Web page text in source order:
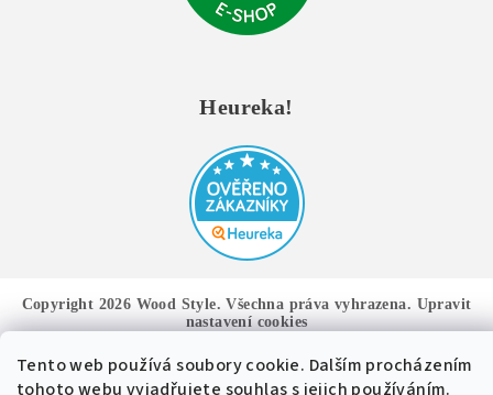
Tento web používá soubory cookie. Dalším procházením
tohoto webu vyjadřujete souhlas s jejich používáním.
Heureka!
Copyright 2026 Wood Style. Všechna práva vyhrazena. Upravit
nastavení cookies
Vytvořil Shoptet